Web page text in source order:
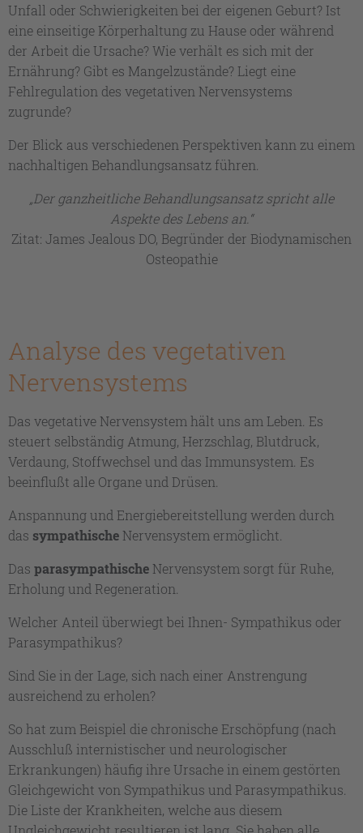
Unfall oder Schwierigkeiten bei der eigenen Geburt? Ist
eine einseitige Körperhaltung zu Hause oder während
der Arbeit die Ursache? Wie verhält es sich mit der
Ernährung? Gibt es Mangelzustände? Liegt eine
Fehlregulation des vegetativen Nervensystems
zugrunde?
Der Blick aus verschiedenen Perspektiven kann zu einem
nachhaltigen Behandlungsansatz führen.
„Der ganzheitliche Behandlungsansatz spricht alle
Aspekte des Lebens an.“
Zitat: James Jealous DO, Begründer der Biodynamischen
Osteopathie
Analyse des vegetativen
Nervensystems
Das vegetative Nervensystem hält uns am Leben. Es
steuert selbständig Atmung, Herzschlag, Blutdruck,
Verdaung, Stoffwechsel und das Immunsystem. Es
beeinflußt alle Organe und Drüsen.
Anspannung und Energiebereitstellung werden durch
das sympathische Nervensystem ermöglicht.
Das parasympathische Nervensystem sorgt für Ruhe,
Erholung und Regeneration.
Welcher Anteil überwiegt bei Ihnen- Sympathikus oder
Parasympathikus?
Sind Sie in der Lage, sich nach einer Anstrengung
ausreichend zu erholen?
So hat zum Beispiel die chronische Erschöpfung (nach
Ausschluß internistischer und neurologischer
Erkrankungen) häufig ihre Ursache in einem gestörten
Gleichgewicht von Sympathikus und Parasympathikus.
Die Liste der Krankheiten, welche aus diesem